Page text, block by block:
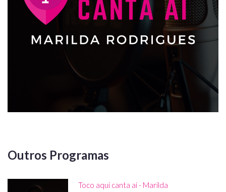
Outros Programas
Toco aqui canta aí - Marilda